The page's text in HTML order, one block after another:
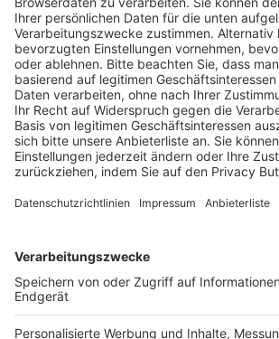
Trainerausbildung
Schulungsangebot Vereinsmitarbeiter
BFV-Geschäftsstellen
Trainerbörse
Login SpielPlus
FOLGE DEM BFV
TOP-VEREINE